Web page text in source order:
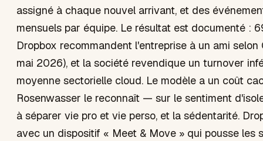
assigné à chaque nouvel arrivant, et des
mensuels par équipe. Le résultat est documenté :
Dropbox recommandent l'entreprise à un ami selon
mai 2026), et la société revendique un turnover
moyenne sectorielle cloud. Le modèle a un coût
Rosenwasser le reconnaît — sur le sentiment
à séparer vie pro et vie perso, et la sédentarité.
avec un dispositif « Meet & Move » qui pousse les